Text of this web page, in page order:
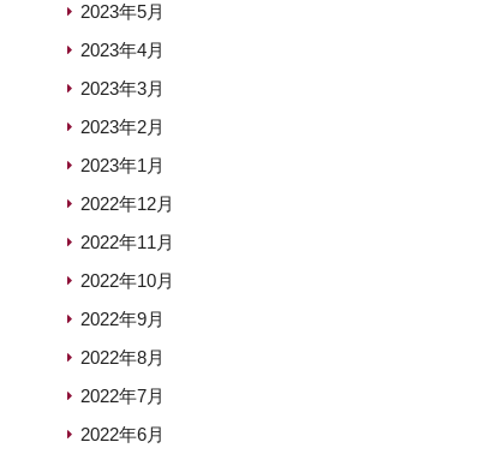
2023年5月
2023年4月
2023年3月
2023年2月
2023年1月
2022年12月
2022年11月
2022年10月
2022年9月
2022年8月
2022年7月
2022年6月